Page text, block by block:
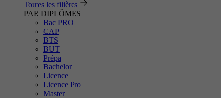
Toutes les filières
PAR DIPLÔMES
Bac PRO
CAP
BTS
BUT
Prépa
Bachelor
Licence
Licence Pro
Master